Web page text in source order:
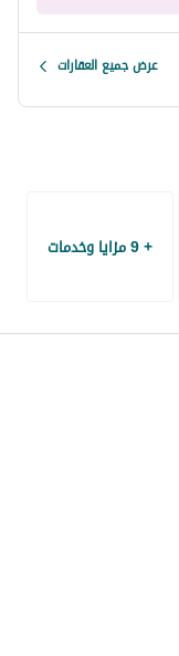
عرض جميع العقارات
+ 9 مزايا وخدمات